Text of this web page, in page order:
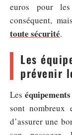
euros pour
conséquent,
toute sécurité.
Les
prévenir
Les
sont nombreux
d’assurer une